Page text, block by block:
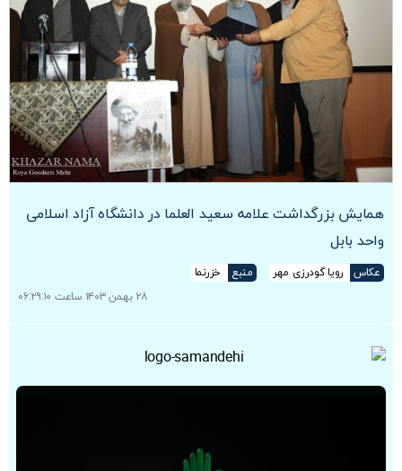
همایش بزرگداشت علامه سعید العلما در دانشگاه آزاد اسلامی
واحد بابل
عکاس رویا گودرزی مهر منبع
خزرنما
۲۸ بهمن ۱۴۰۳ ساعت ۰۶:۲۹:۱۰